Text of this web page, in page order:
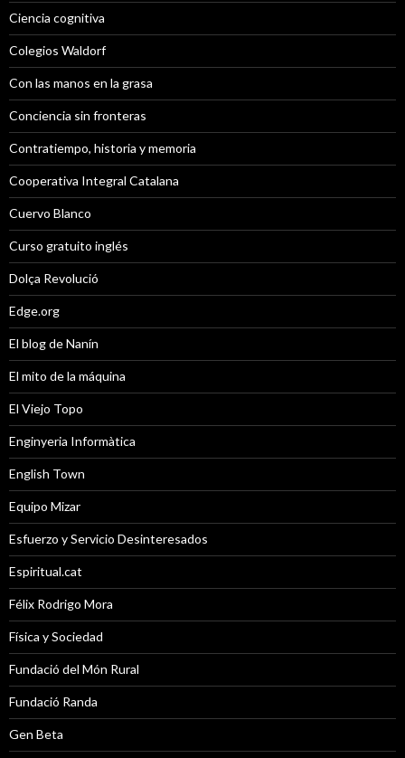
Ciencia cognitiva
Colegios Waldorf
Con las manos en la grasa
Conciencia sin fronteras
Contratiempo, historia y memoria
Cooperativa Integral Catalana
Cuervo Blanco
Curso gratuito inglés
Dolça Revolució
Edge.org
El blog de Nanín
El mito de la máquina
El Viejo Topo
Enginyeria Informàtica
English Town
Equipo Mizar
Esfuerzo y Servicio Desinteresados
Espiritual.cat
Félix Rodrigo Mora
Física y Sociedad
Fundació del Món Rural
Fundació Randa
Gen Beta